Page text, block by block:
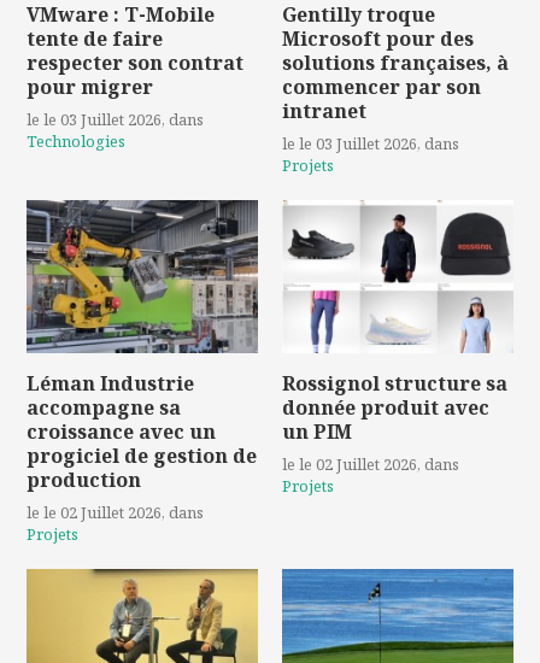
VMware : T-Mobile
tente de faire
respecter son contrat
pour migrer
le le 03 Juillet 2026, dans
Technologies
Gentilly troque
Microsoft pour des
solutions françaises, à
commencer par son
intranet
le le 03 Juillet 2026, dans
Projets
Léman Industrie
accompagne sa
croissance avec un
progiciel de gestion de
production
le le 02 Juillet 2026, dans
Projets
Rossignol structure sa
donnée produit avec
un PIM
le le 02 Juillet 2026, dans
Projets